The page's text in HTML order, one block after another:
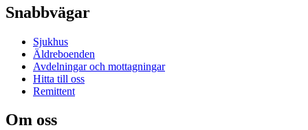
Snabbvägar
Sjukhus
Äldreboenden
Avdelningar och mottagningar
Hitta till oss
Remittent
Om oss